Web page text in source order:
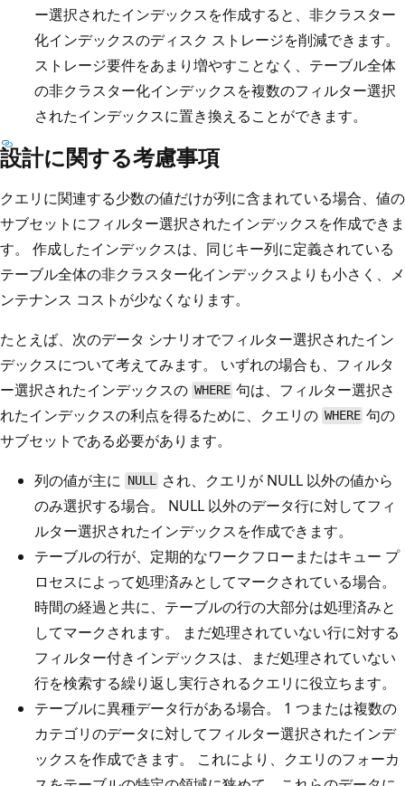
ー選択されたインデックスを作成すると、非クラスター
化インデックスのディスク ストレージを削減できます。
ストレージ要件をあまり増やすことなく、テーブル全体
の非クラスター化インデックスを複数のフィルター選択
されたインデックスに置き換えることができます。
設計に関する考慮事項
クエリに関連する少数の値だけが列に含まれている場合、値の
サブセットにフィルター選択されたインデックスを作成できま
す。 作成したインデックスは、同じキー列に定義されている
テーブル全体の非クラスター化インデックスよりも小さく、メ
ンテナンス コストが少なくなります。
たとえば、次のデータ シナリオでフィルター選択されたイン
デックスについて考えてみます。 いずれの場合も、フィルタ
ー選択されたインデックスの WHERE 句は、フィルター選択さ
れたインデックスの利点を得るために、クエリの WHERE 句の
サブセットである必要があります。
列の値が主に NULL され、クエリが NULL 以外の値から
のみ選択する場合。 NULL 以外のデータ行に対してフィ
ルター選択されたインデックスを作成できます。
テーブルの行が、定期的なワークフローまたはキュー プ
ロセスによって処理済みとしてマークされている場合。
時間の経過と共に、テーブルの行の大部分は処理済みと
してマークされます。 まだ処理されていない行に対する
フィルター付きインデックスは、まだ処理されていない
行を検索する繰り返し実行されるクエリに役立ちます。
テーブルに異種データ行がある場合。 1 つまたは複数の
カテゴリのデータに対してフィルター選択されたインデ
ックスを作成できます。 これにより、クエリのフォーカ